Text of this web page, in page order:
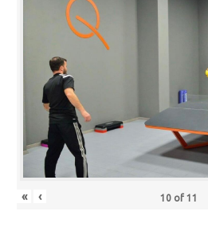
« ‹ 10of 11